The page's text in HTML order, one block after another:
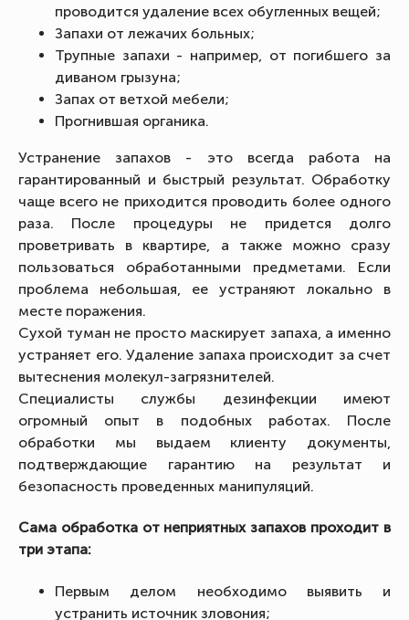
проводится удаление всех обугленных вещей;
Запахи от лежачих больных;
Трупные запахи - например, от погибшего за
диваном грызуна;
Запах от ветхой мебели;
Прогнившая органика.
Устранение запахов - это всегда работа на
гарантированный и быстрый результат. Обработку
чаще всего не приходится проводить более одного
раза. После процедуры не придется долго
проветривать в квартире, а также можно сразу
пользоваться обработанными предметами. Если
проблема небольшая, ее устраняют локально в
месте поражения.
Сухой туман не просто маскирует запаха, а именно
устраняет его. Удаление запаха происходит за счет
вытеснения молекул-загрязнителей.
Специалисты службы дезинфекции имеют
огромный опыт в подобных работах. После
обработки мы выдаем клиенту документы,
подтверждающие гарантию на результат и
безопасность проведенных манипуляций.
Сама обработка от неприятных запахов проходит в
три этапа:
Первым делом необходимо выявить и
устранить источник зловония;